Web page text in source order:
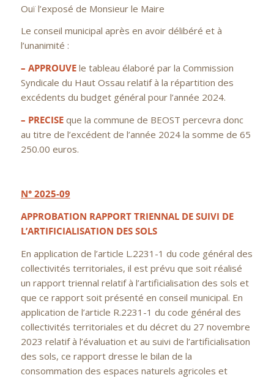
Ouï l’exposé de Monsieur le Maire
Le conseil municipal après en avoir délibéré et à
l’unanimité :
– APPROUVEle tableau élaboré par la Commission
Syndicale du Haut Ossau relatif à la répartition des
excédents du budget général pour l’année 2024.
– PRECISEque la commune de BEOST percevra donc
au titre de l’excédent de l’année 2024 la somme de 65
250.00 euros.
N° 2025-09
APPROBATION RAPPORT TRIENNAL DE SUIVI DE
L’ARTIFICIALISATION DES SOLS
En application de l’article L.2231-1 du code général des
collectivités territoriales, il est prévu que soit réalisé
un rapport triennal relatif à l’artificialisation des sols et
que ce rapport soit présenté en conseil municipal. En
application de l’article R.2231-1 du code général des
collectivités territoriales et du décret du 27 novembre
2023 relatif à l’évaluation et au suivi de l’artificialisation
des sols, ce rapport dresse le bilan de la
consommation des espaces naturels agricoles et